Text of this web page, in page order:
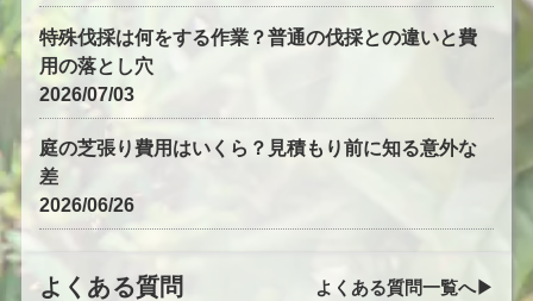
特殊伐採は何をする作業？普通の伐採との違いと費
用の落とし穴
2026/07/03
庭の芝張り費用はいくら？見積もり前に知る意外な
差
2026/06/26
よくある質問 よくある質問一覧へ▶︎